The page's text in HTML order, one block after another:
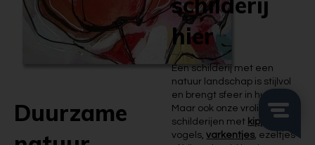
Duurzame
hier
Een schilderij met een
natuur landschap is stijlvol
en brengt sfeer in huis.
Maar ook onze vrolijke
schilderijen met kippen
vogels,varkentjes, ezeltjes